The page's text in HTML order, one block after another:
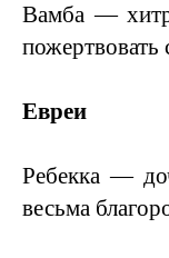
Вамба —
пожертвовать
Евреи
Ребекка —
весьма